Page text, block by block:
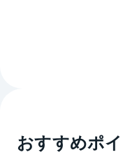
おすすめポ